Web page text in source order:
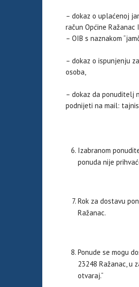
– dokaz o uplaćenoj
račun Općine Ražanac
– OIB s naznakom
– dokaz o ispunjenju
osoba,
– dokaz da ponuditelj
podnijeti na mail:
Izabranom
ponuda nije
Rok za dostavu
Ražanac.
Ponude se mogu
23248 Ražanac, u
otvaraj.“